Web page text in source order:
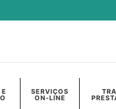
SERVIÇOS
ON-LINE